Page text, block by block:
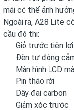
mái có thể ảnh
Ngoài ra, A28 Lite
cầu đô thị:
Giỏ trước tiện lợi
Đèn tự động
Màn hình LCD
Pin tháo rời
Dây đai carbon
Giảm xóc trước